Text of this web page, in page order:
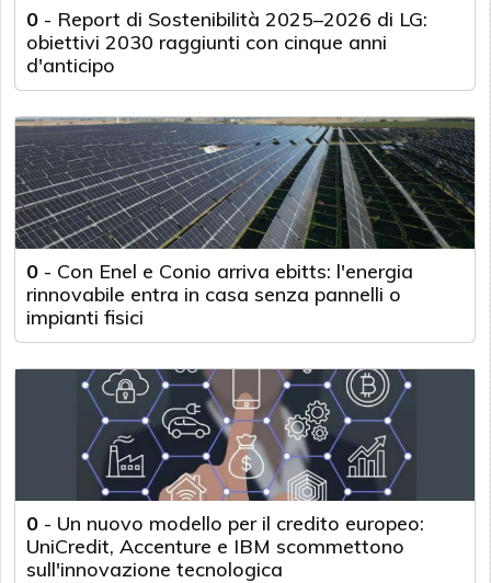
0 - Report di Sostenibilità 2025–2026 di LG:
obiettivi 2030 raggiunti con cinque anni
d'anticipo
0 - Con Enel e Conio arriva ebitts: l'energia
rinnovabile entra in casa senza pannelli o
impianti fisici
0 - Un nuovo modello per il credito europeo:
UniCredit, Accenture e IBM scommettono
sull'innovazione tecnologica